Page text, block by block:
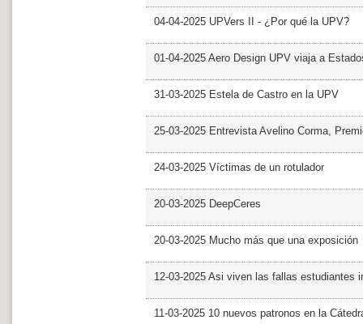
04-04-2025 UPVers II - ¿Por qué la UPV?
01-04-2025 Aero Design UPV viaja a
31-03-2025 Estela de Castro en la UPV
25-03-2025 Entrevista Avelino Corma,
24-03-2025 Víctimas de un rotulador
20-03-2025 DeepCeres
20-03-2025 Mucho más que una exposición
12-03-2025 Asi viven las fallas estudiantes
11-03-2025 10 nuevos patronos en la